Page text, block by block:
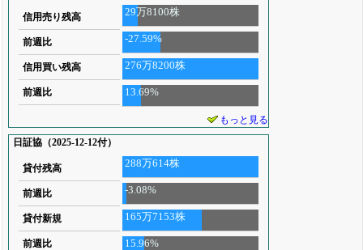
信用売り残高 29万8100株
前週比 -27.59%
信用買い残高 276万8200株
前週比 13.69%
もっと見る
日証協（2025-12-12付）
貸付残高 288万614株
前週比 -3.08%
貸付新規 165万7153株
前週比 15.96%